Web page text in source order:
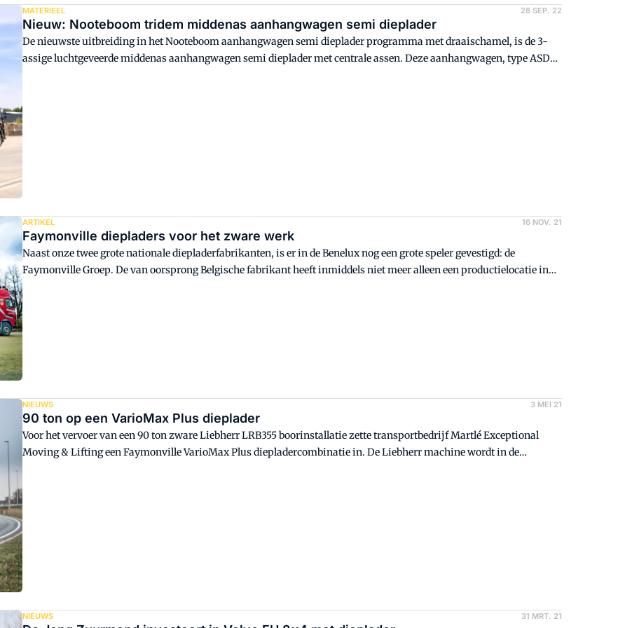
MATERIEEL 28 SEP. 22
Nieuw: Nooteboom tridem middenas aanhangwagen semi dieplader
De nieuwste uitbreiding in het Nooteboom aanhangwagen semi dieplader programma met draaischamel, is de 3-
assige luchtgeveerde middenas aanhangwagen semi dieplader met centrale assen. Deze aanhangwagen, type ASDS-
ARTIKEL 16 NOV. 21
Faymonville diepladers voor het zware werk
Naast onze twee grote nationale diepladerfabrikanten, is er in de Benelux nog een grote speler gevestigd: de
Faymonville Groep. De van oorsprong Belgische fabrikant heeft inmiddels niet meer alleen een productielocatie in
NIEUWS 3 MEI 21
90 ton op een VarioMax Plus dieplader
Voor het vervoer van een 90 ton zware Liebherr LRB355 boorinstallatie zette transportbedrijf Martlé Exceptional
Moving & Lifting een Faymonville VarioMax Plus diepladercombinatie in. De Liebherr machine wordt in de
NIEUWS 31 MRT. 21